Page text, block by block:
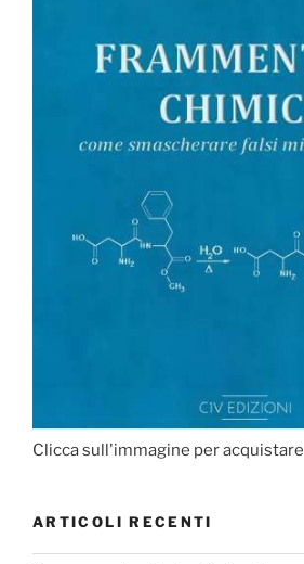
Clicca sull'immagine per acquistare
ARTICOLI RECENTI